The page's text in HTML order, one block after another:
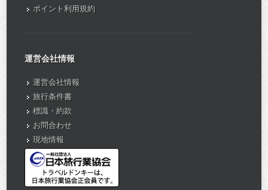
ポイント利用規約
運営会社情報
運営会社情報
旅行条件書
標識・約款
お問合わせ
現地情報